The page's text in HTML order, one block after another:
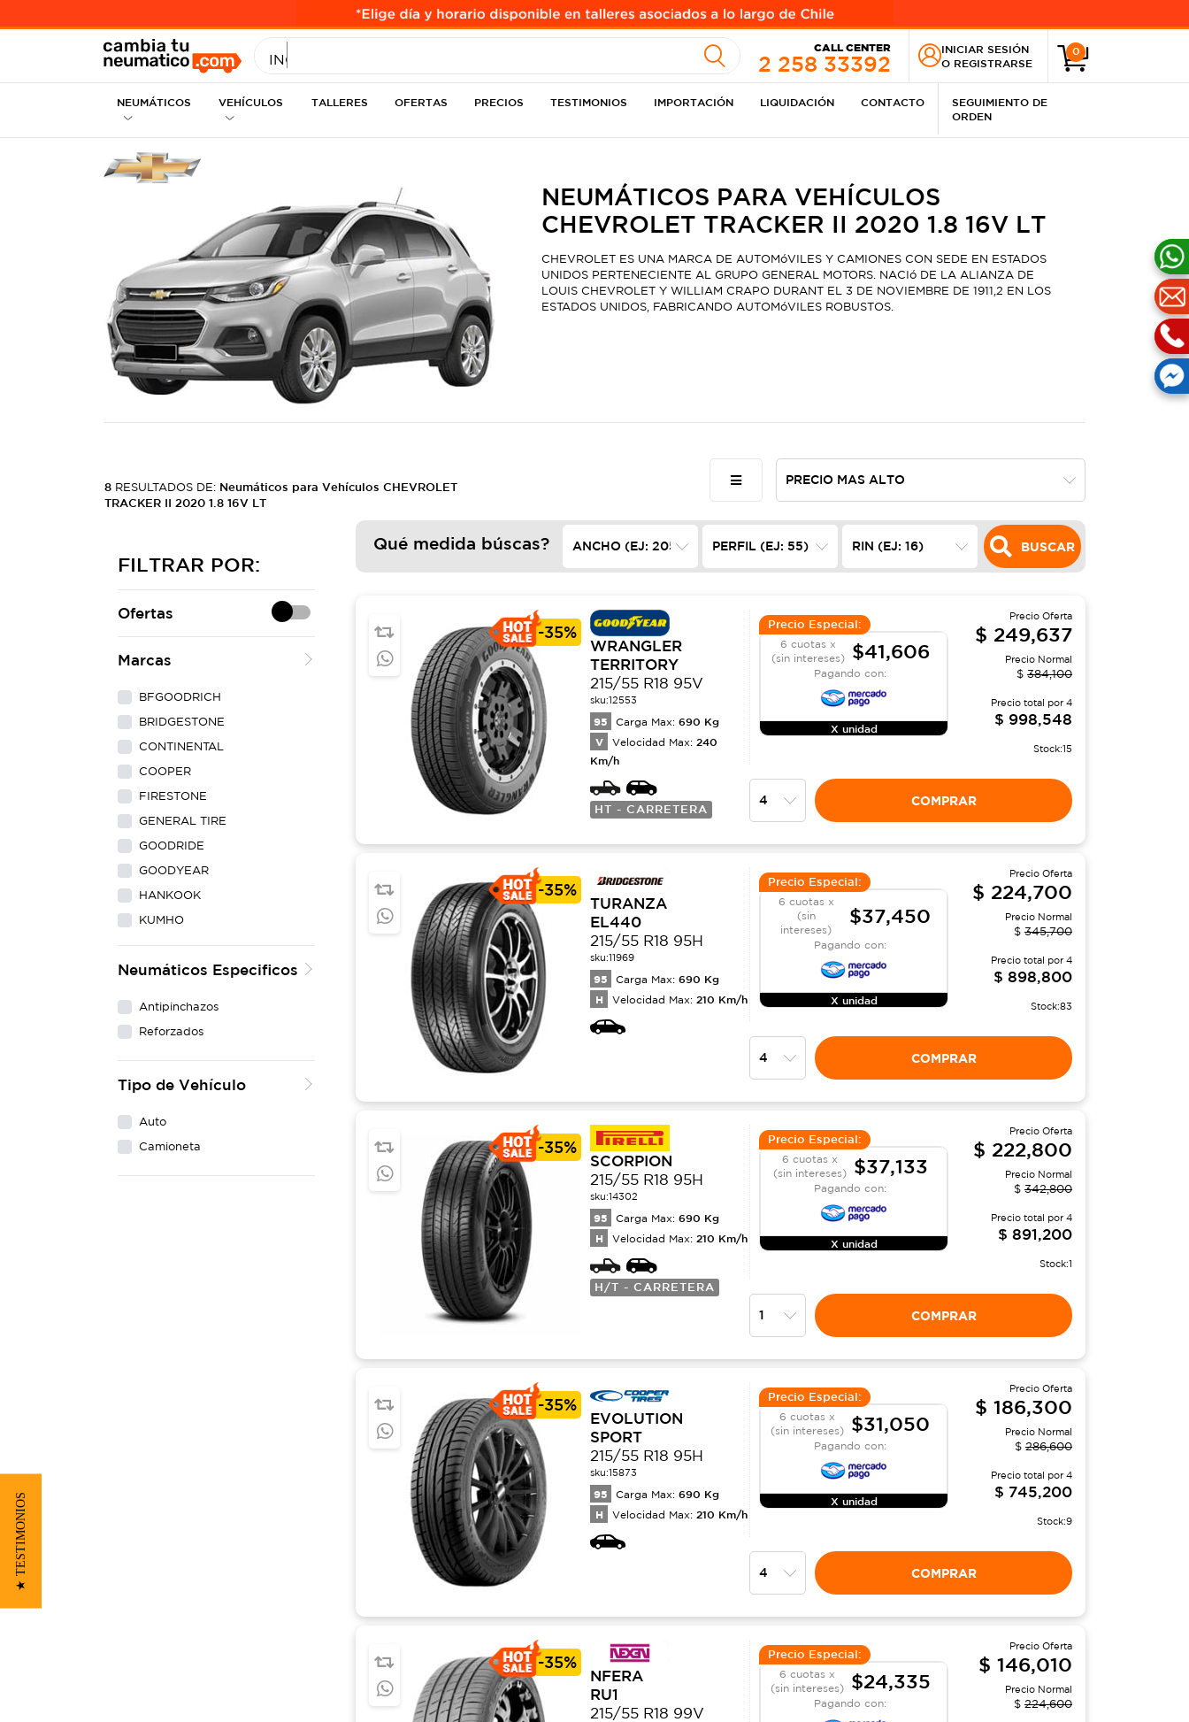
INGRESE MEDIDA
CALL CENTER
2 258 33392
INICIAR SESIÓN
O REGISTRARSE
0
NEUMÁTICOS VEHÍCULOS TALLERES OFERTAS PRECIOS TESTIMONIOS IMPORTACIÓN LIQUIDACIÓN CONTACTO
SEGUIMIENTO DE
ORDEN
NEUMÁTICOS PARA VEHÍCULOS
CHEVROLET TRACKER II 2020 1.8 16V LT
CHEVROLET ES UNA MARCA DE AUTOMóVILES Y CAMIONES CON SEDE EN ESTADOS
UNIDOS PERTENECIENTE AL GRUPO GENERAL MOTORS. NACIó DE LA ALIANZA DE
LOUIS CHEVROLET Y WILLIAM CRAPO DURANT EL 3 DE NOVIEMBRE DE 1911,2​ EN LOS
ESTADOS UNIDOS, FABRICANDO AUTOMóVILES ROBUSTOS.
8 RESULTADOS DE: Neumáticos para Vehículos CHEVROLET
TRACKER II 2020 1.8 16V LT
FILTRAR POR:
Ofertas
Marcas
BFGOODRICH
BRIDGESTONE
CONTINENTAL
COOPER
FIRESTONE
GENERAL TIRE
GOODRIDE
GOODYEAR
HANKOOK
KUMHO
LING LONG
MAXXIS
YOKOHAMA
Neumáticos Especificos
Antipinchazos
Reforzados
Tipo de Vehículo
Auto
Camioneta
Qué medida búscas? BUSCAR
-35%
WRANGLER
TERRITORY
215/55 R18 95V
sku:12553
95 Carga Max: 690 Kg
V Velocidad Max: 240
Km/h
HT - CARRETERA
Precio Especial:
6 cuotas x
(sin intereses)
$41,606
Pagando con:
X unidad
Precio Oferta
$ 249,637
Precio Normal
$ 384,100
Precio total por4
$ 998,548
Stock:15
COMPRAR
-35%
TURANZA
EL440
215/55 R18 95H
sku:11969
95 Carga Max: 690 Kg
H Velocidad Max: 210 Km/h
Precio Especial:
6 cuotas x
(sin
intereses)
$37,450
Pagando con:
X unidad
Precio Oferta
$ 224,700
Precio Normal
$ 345,700
Precio total por4
$ 898,800
Stock:83
COMPRAR
-35%
SCORPION
215/55 R18 95H
sku:14302
95 Carga Max: 690 Kg
H Velocidad Max: 210 Km/h
H/T - CARRETERA
Precio Especial:
6 cuotas x
(sin intereses)
$37,133
Pagando con:
X unidad
Precio Oferta
$ 222,800
Precio Normal
$ 342,800
Precio total por4
$ 891,200
Stock:1
COMPRAR
-35%
EVOLUTION
SPORT
215/55 R18 95H
sku:15873
95 Carga Max: 690 Kg
H Velocidad Max: 210 Km/h
Precio Especial:
6 cuotas x
(sin intereses)
$31,050
Pagando con:
X unidad
Precio Oferta
$ 186,300
Precio Normal
$ 286,600
Precio total por4
$ 745,200
Stock:9
COMPRAR
-35%
NFERA
RU1
215/55 R18 99V
Precio Especial:
6 cuotas x
(sin intereses)
$24,335
Pagando con:
Precio Oferta
$ 146,010
Precio Normal
$ 224,600
★ TESTIMONIOS